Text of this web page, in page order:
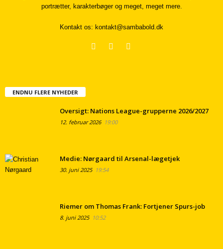
portrætter, karakterbøger og meget, meget mere.
Kontakt os: kontakt@sambabold.dk
ENDNU FLERE NYHEDER
Oversigt: Nations League-grupperne 2026/2027
12. februar 202619:00
Medie: Nørgaard til Arsenal-lægetjek
30. juni 202519:54
Riemer om Thomas Frank: Fortjener Spurs-job
8. juni 202510:52